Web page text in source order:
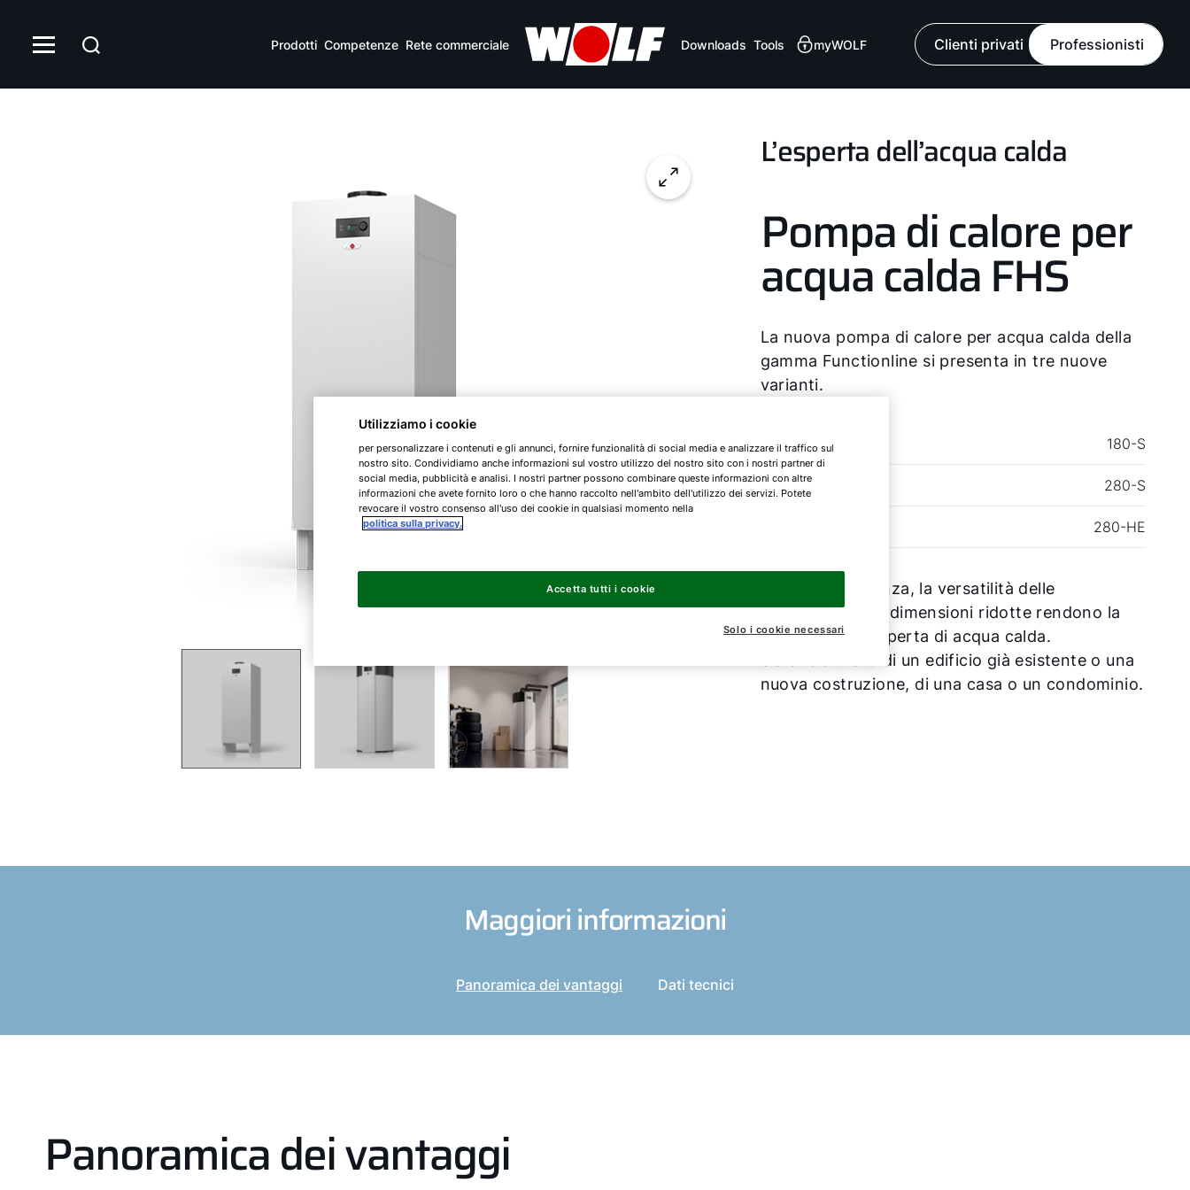
Prodotti Competenze Rete commerciale Downloads Tools myWOLF Clienti privati Professionisti
L’esperta dell’acqua calda
Pompa di calore per
acqua calda FHS
La nuova pompa di calore per acqua calda della
gamma Functionline si presenta in tre nuove
varianti.
FHS 180-S
FHS 280-S
280-HE
L'elevata efficienza, la versatilità delle
applicazioni e le dimensioni ridotte rendono la
FHS una vera esperta di acqua calda.
Sia che si tratti di un edificio già esistente o una
nuova costruzione, di una casa o un condominio.
Maggiori informazioni
Panoramica dei vantaggi Dati tecnici
Panoramica dei vantaggi
Utilizziamo i cookie
per personalizzare i contenuti e gli annunci, fornire funzionalità di social media e analizzare il traffico sul
nostro sito. Condividiamo anche informazioni sul vostro utilizzo del nostro sito con i nostri partner di
social media, pubblicità e analisi. I nostri partner possono combinare queste informazioni con altre
informazioni che avete fornito loro o che hanno raccolto nell'ambito dell'utilizzo dei servizi. Potete
revocare il vostro consenso all'uso dei cookie in qualsiasi momento nella
politica sulla privacy.
Solo i cookie necessari
Accetta tutti i cookie